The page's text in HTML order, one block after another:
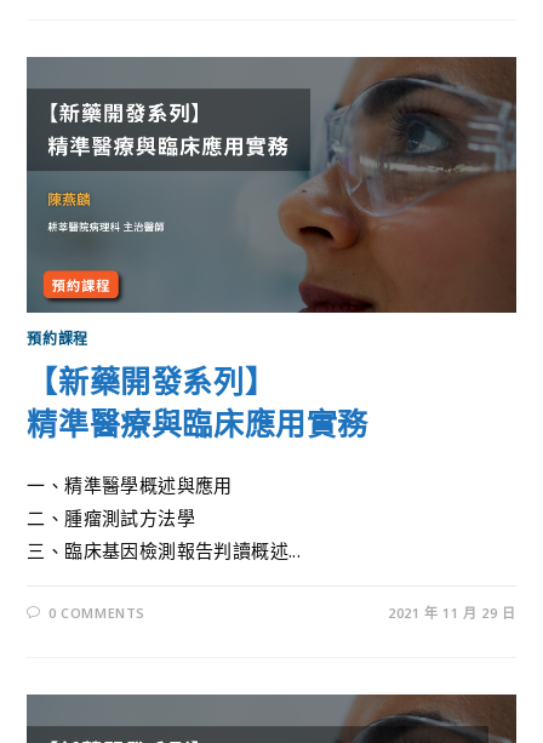
預約課程
【新藥開發系列】
精準醫療與臨床應用實務
一、精準醫學概述與應用
二、腫瘤測試方法學
三、臨床基因檢測報告判讀概述...
0 COMMENTS 2021 年 11 月 29 日